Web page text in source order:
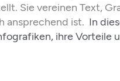
Sie vereinen Text,
ansprechend ist. In
ihre Vorteile